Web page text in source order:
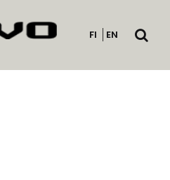
FI EN
Avaa